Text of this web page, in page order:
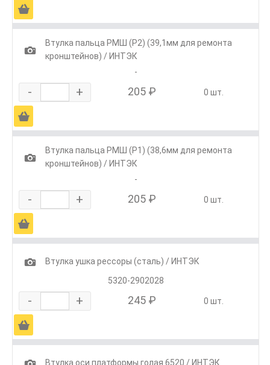
Ä
1
Втулка пальца РМШ (Р2) (39,1мм для ремонта
кронштейнов) / ИНТЭК
-
- + 205 ₽ 0 шт.
Ä
1
Втулка пальца РМШ (Р1) (38,6мм для ремонта
кронштейнов) / ИНТЭК
-
- + 205 ₽ 0 шт.
Ä
1
Втулка ушка рессоры (сталь) / ИНТЭК
5320-2902028
- + 245 ₽ 0 шт.
Ä
Втулка оси платформы голая 6520 / ИНТЭК